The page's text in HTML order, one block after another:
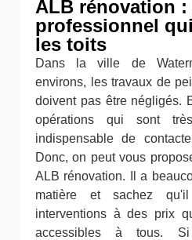
ALB rénovation :
professionnel
les toits
Dans la ville de
environs, les travaux de
doivent pas être négligés.
opérations qui sont
indispensable de
Donc, on peut vous
ALB rénovation. Il a
matière et sachez
interventions à des prix
accessibles à tous.